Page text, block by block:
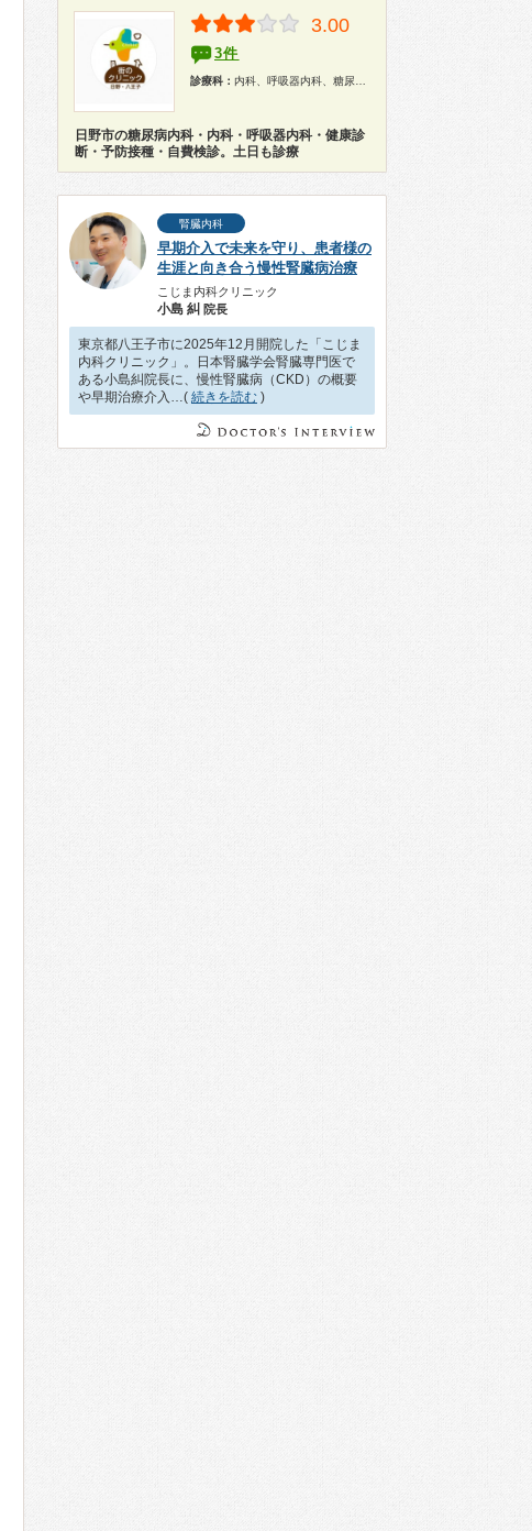
3.00
3件
診療科： 内科、呼吸器内科、糖尿病科、漢方、健康診断
日野市の糖尿病内科・内科・呼吸器内科・健康診
断・予防接種・自費検診。土日も診療
腎臓内科
早期介入で未来を守り、患者様の
生涯と向き合う慢性腎臓病治療
こじま内科クリニック
小島 糾 院長
東京都八王子市に2025年12月開院した「こじま
内科クリニック」。日本腎臓学会腎臓専門医で
ある小島糾院長に、慢性腎臓病（CKD）の概要
や早期治療介入…( 続きを読む )